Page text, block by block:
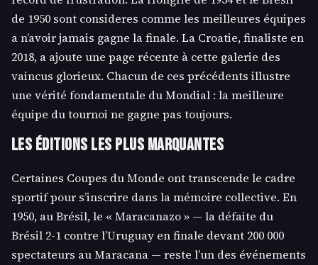
de 1950 sont consideres comme les meilleures équipes
a n’avoir jamais gagne la finale. La Croatie, finaliste en
2018, a ajoute une page récente à cette galerie des
vaincus glorieux. Chacun de ces précédents illustre
une vérité fondamentale du Mondial : la meilleure
équipe du tournoi ne gagne pas toujours.
Les éditions les plus marquantes
Certaines Coupes du Monde ont transcende le cadre
sportif pour s’inscrire dans la mémoire collective. En
1950, au Brésil, le « Maracanazo » — la défaite du
Brésil 2-1 contre l’Uruguay en finale devant 200 000
spectateurs au Maracana — reste l’un des événements